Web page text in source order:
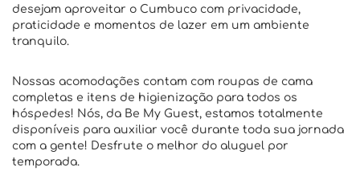
desejam aproveitar o Cumbuco com privacidade,
praticidade e momentos de lazer em um ambiente
tranquilo.
Nossas acomodações contam com roupas de cama
completas e itens de higienização para todos os
hóspedes! Nós, da Be My Guest, estamos totalmente
disponíveis para auxiliar você durante toda sua jornada
com a gente! Desfrute o melhor do aluguel por
temporada.